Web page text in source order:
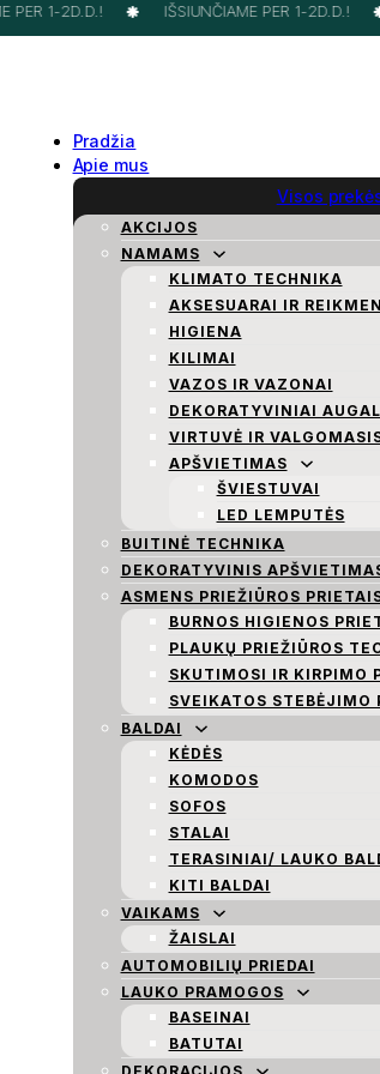
PER 1-2D.D.! IŠSIUNČIAME PER 1-2D.D.!
Pradžia
Apie mus
Visos
AKCIJOS
NAMAMS
KLIMATO TECHNIKA
AKSESUARAI IR
HIGIENA
KILIMAI
VAZOS IR VAZONAI
DEKORATYVINIAI
VIRTUVĖ IR
APŠVIETIMAS
ŠVIESTUVAI
LED LEMPUTĖS
BUITINĖ TECHNIKA
DEKORATYVINIS
ASMENS PRIEŽIŪROS
BURNOS HIGIENOS
PLAUKŲ PRIEŽIŪROS
SKUTIMOSI IR KIRPIMO
SVEIKATOS STEBĖJIMO
BALDAI
KĖDĖS
KOMODOS
SOFOS
STALAI
TERASINIAI/ LAUKO
KITI BALDAI
VAIKAMS
ŽAISLAI
AUTOMOBILIŲ PRIEDAI
LAUKO PRAMOGOS
BASEINAI
BATUTAI